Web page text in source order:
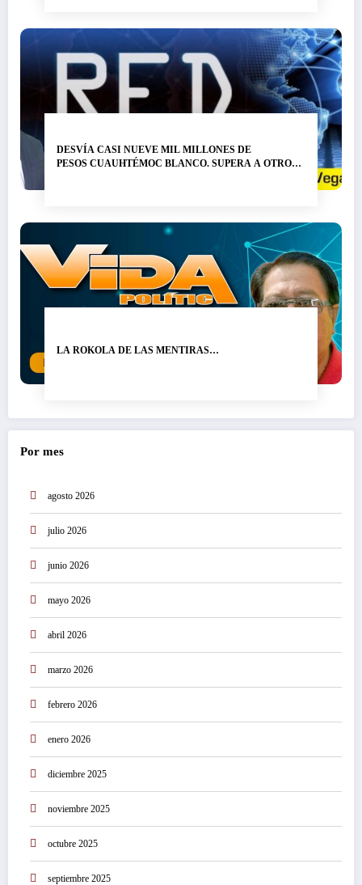
DESVÍA CASI NUEVE MIL MILLONES DE
PESOS CUAUHTÉMOC BLANCO. SUPERA A OTRO
LA ROKOLA DE LAS MENTIRAS…
Por mes
agosto 2026
julio 2026
junio 2026
mayo 2026
abril 2026
marzo 2026
febrero 2026
enero 2026
diciembre 2025
noviembre 2025
octubre 2025
septiembre 2025